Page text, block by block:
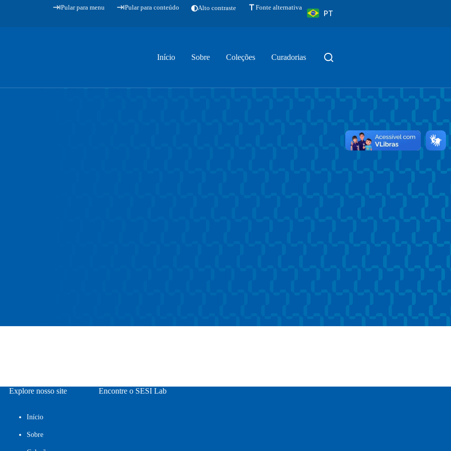
Pular para menu Pular para conteúdo Alto contraste Fonte alternativa
PT
Início Sobre Coleções Curadorias
Explore nosso site
Início
Sobre
Encontre o SESI Lab